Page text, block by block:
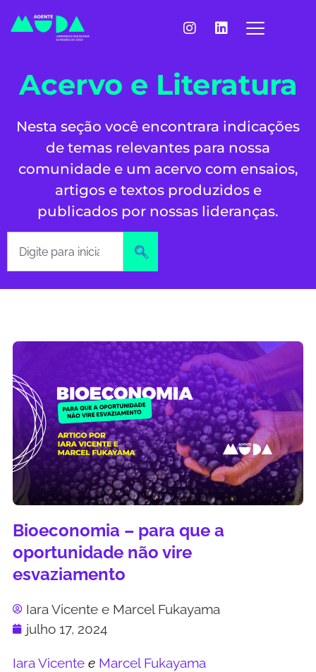
Acervo e Literatura
Nesta seção você encontrara indicações
de temas relevantes para nossa
comunidade e um acervo com ensaios,
artigos e textos produzidos e
publicados por nossas lideranças.
Bioeconomia – para que a
oportunidade não vire
esvaziamento
Iara Vicente e Marcel Fukayama
julho 17, 2024
Iara Vicente e Marcel Fukayama